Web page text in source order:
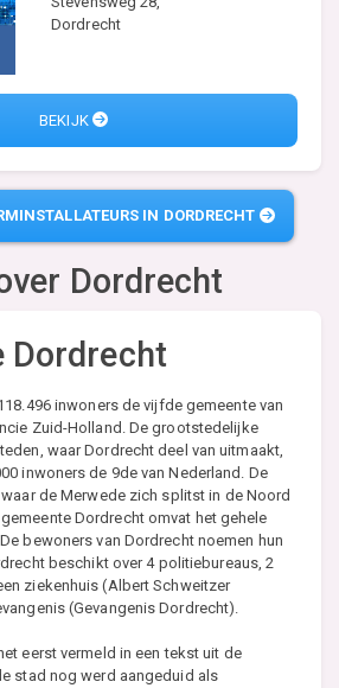
Dordrecht
BEKIJK
IN DORDRECHT
Dordrecht
Dordrecht
inwoners de vijfde gemeente van
Zuid-Holland. De grootstedelijke
waar Dordrecht deel van uitmaakt,
inwoners de 9de van Nederland. De
de Merwede zich splitst in de Noord
Dordrecht omvat het gehele
bewoners van Dordrecht noemen hun
beschikt over 4 politiebureaus, 2
ziekenhuis (Albert Schweitzer
(Gevangenis Dordrecht).
eerst vermeld in een tekst uit de
stad nog werd aangeduid als